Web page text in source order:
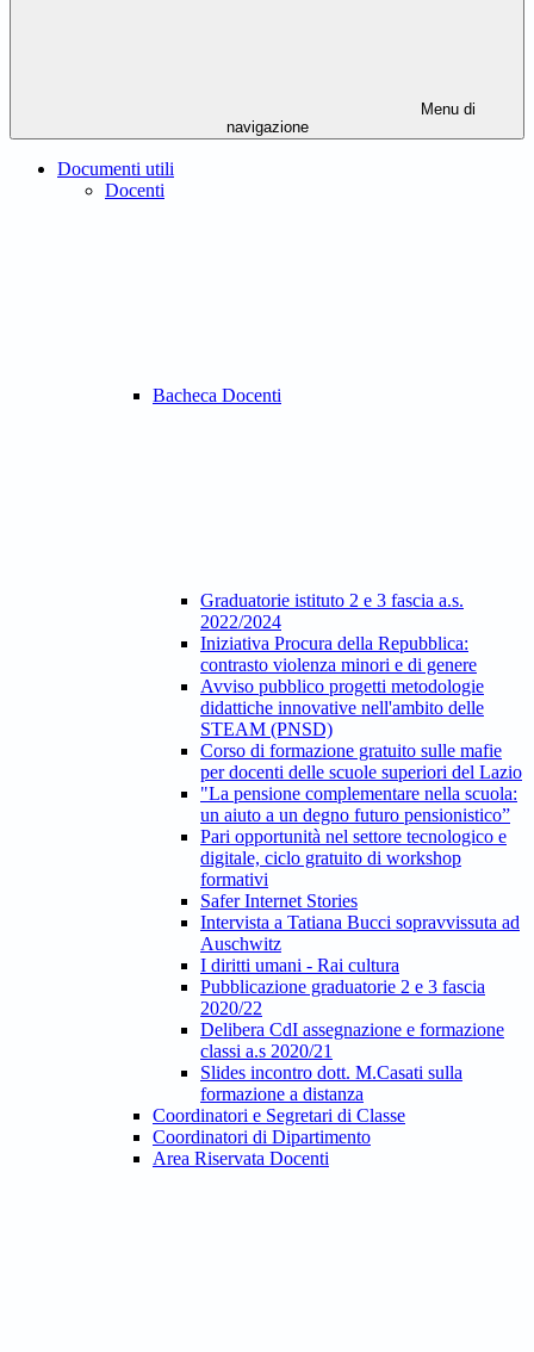
Menu di
navigazione
Documenti utili
Docenti
Bacheca Docenti
Graduatorie istituto 2 e 3 fascia a.s.
2022/2024
Iniziativa Procura della Repubblica:
contrasto violenza minori e di genere
Avviso pubblico progetti metodologie
didattiche innovative nell'ambito delle
STEAM (PNSD)
Corso di formazione gratuito sulle mafie
per docenti delle scuole superiori del Lazio
"La pensione complementare nella scuola:
un aiuto a un degno futuro pensionistico”
Pari opportunità nel settore tecnologico e
digitale, ciclo gratuito di workshop
formativi
Safer Internet Stories
Intervista a Tatiana Bucci sopravvissuta ad
Auschwitz
I diritti umani - Rai cultura
Pubblicazione graduatorie 2 e 3 fascia
2020/22
Delibera CdI assegnazione e formazione
classi a.s 2020/21
Slides incontro dott. M.Casati sulla
formazione a distanza
Coordinatori e Segretari di Classe
Coordinatori di Dipartimento
Area Riservata Docenti